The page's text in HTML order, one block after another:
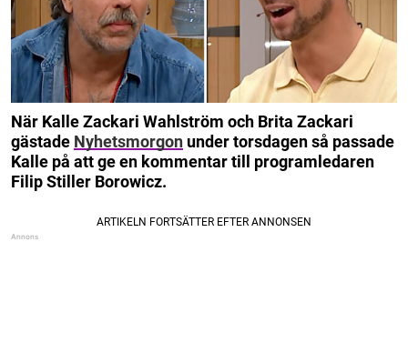
När Kalle Zackari Wahlström och Brita Zackari
gästade Nyhetsmorgon under torsdagen så passade
Kalle på att ge en kommentar till programledaren
Filip Stiller Borowicz.